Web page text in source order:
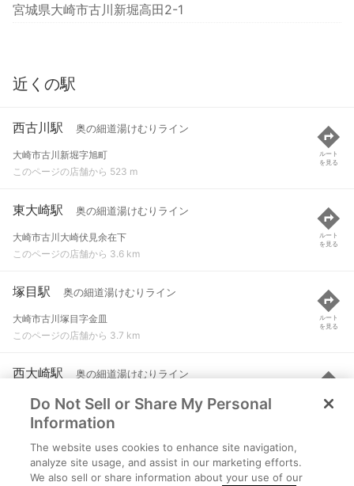
宮城県大崎市古川新堀高田2-1
近くの駅
西古川駅 奥の細道湯けむりライン
大崎市古川新堀字旭町
このページの店舗から 523 m
ルート
を見る
東大崎駅 奥の細道湯けむりライン
大崎市古川大崎伏見余在下
このページの店舗から 3.6 km
ルート
を見る
塚目駅 奥の細道湯けむりライン
大崎市古川塚目字金皿
このページの店舗から 3.7 km
ルート
を見る
西大崎駅 奥の細道湯けむりライン
大崎市岩出山下野目字小泉
このページの店舗から 6.3 km
ルート
を見る
古川駅 奥の細道湯けむりライン
大崎市古川駅前大通り１丁目
Do Not Sell or Share My Personal
Information
The website uses cookies to enhance site navigation,
analyze site usage, and assist in our marketing efforts.
We also sell or share information about your use of our